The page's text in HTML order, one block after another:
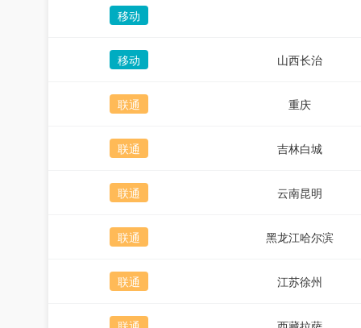
移动
移动 山西长治
联通 重庆
联通 吉林白城
联通 云南昆明
联通 黑龙江哈尔滨
联通 江苏徐州